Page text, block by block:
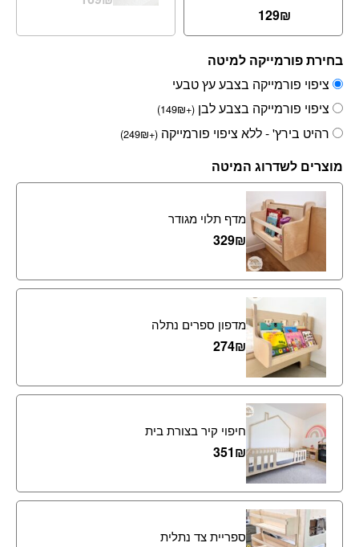
₪
129
בחירת פורמייקה למיטה
ציפוי פורמייקה בצבע עץ טבעי
ציפוי פורמייקה בצבע לבן (
+
₪
149
)
רהיט בירץ' - ללא ציפוי פורמייקה (
+
₪
249
)
מוצרים לשדרוג המיטה
מדף תלוי מגודר
₪
329
מדפון ספרים נתלה
₪
274
חיפוי קיר בצורת בית
₪
351
ספריית צד נתלית